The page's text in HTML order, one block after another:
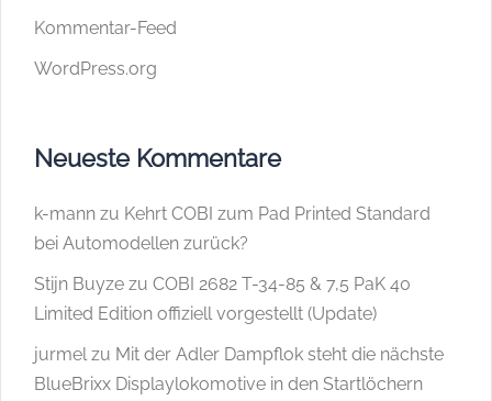
Kommentar-Feed
WordPress.org
Neueste Kommentare
k-mann zu Kehrt COBI zum Pad Printed Standard
bei Automodellen zurück?
Stijn Buyze zu COBI 2682 T-34-85 & 7,5 PaK 40
Limited Edition offiziell vorgestellt (Update)
jurmelzu Mit der Adler Dampflok steht die nächste
BlueBrixx Displaylokomotive in den Startlöchern